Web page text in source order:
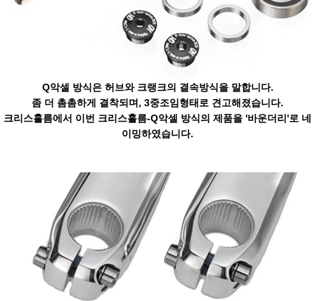
Q악셀 방식은 허브와 크랭크의 결속방식을 말합니다.
좀 더 촘촘하게 결착되며, 3중조임형태로 견고해졌습니다.
크리스홀름에서 이번 크리스홀름-Q악셀 방식의 제품을 '바운더리'로 네
이밍하였습니다.